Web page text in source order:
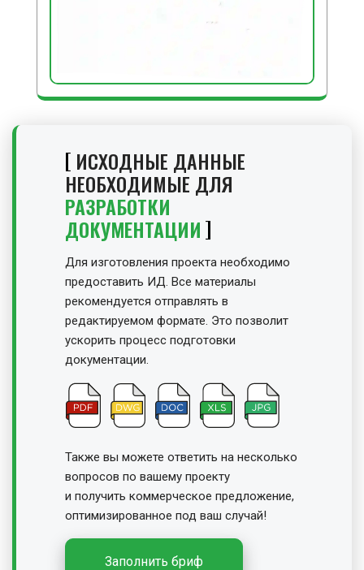
ИСХОДНЫЕ ДАННЫЕ
НЕОБХОДИМЫЕ ДЛЯ
РАЗРАБОТКИ
ДОКУМЕНТАЦИИ
Для изготовления проекта необходимо
предоставить ИД. Все материалы
рекомендуется отправлять в
редактируемом формате. Это позволит
ускорить процесс подготовки
документации.
Также вы можете ответить на несколько
вопросов по вашему проекту
и получить коммерческое предложение,
оптимизированное под ваш случай!
Заполнить бриф